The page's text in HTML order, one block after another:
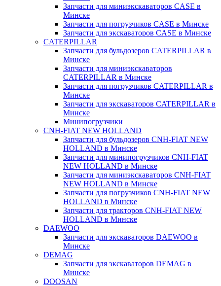
Запчасти для миниэкскаваторов CASE в
Минске
Запчасти для погрузчиков CASE в Минске
Запчасти для экскаваторов CASE в Минске
CATERPILLAR
Запчасти для бульдозеров CATERPILLAR в
Минске
Запчасти для миниэкскаваторов
CATERPILLAR в Минске
Запчасти для погрузчиков CATERPILLAR в
Минске
Запчасти для экскаваторов CATERPILLAR в
Минскe
Минипогрузчики
CNH-FIAT NEW HOLLAND
Запчасти для бульдозеров CNH-FIAT NEW
HOLLAND в Минске
Запчасти для минипогрузчиков CNH-FIAT
NEW HOLLAND в Минске
Запчасти для миниэкскаваторов CNH-FIAT
NEW HOLLAND в Минске
Запчасти для погрузчиков CNH-FIAT NEW
HOLLAND в Минске
Запчасти для тракторов CNH-FIAT NEW
HOLLAND в Минске
DAEWOO
Запчасти для экскаваторов DAEWOO в
Минске
DEMAG
Запчасти для экскаваторов DEMAG в
Минске
DOOSAN